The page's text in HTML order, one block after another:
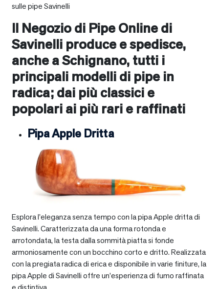
sulle pipe Savinelli
Il Negozio di Pipe Online di
Savinelli produce e spedisce,
anche aSchignano, tutti i
principali modelli di pipe in
radica; dai più classici e
popolari ai più rari e raffinati
Pipa Apple Dritta
Esplora l’eleganza senza tempo con la pipa Apple dritta di
Savinelli. Caratterizzata da una forma rotonda e
arrotondata, la testa dalla sommità piatta si fonde
armoniosamente con un bocchino corto e dritto. Realizzata
con la pregiata radica di erica e disponibile in varie finiture, la
pipa Apple di Savinelli offre un’esperienza di fumo raffinata